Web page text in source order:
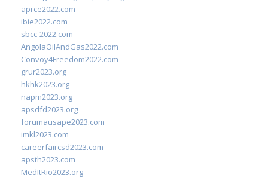
aprce2022.com
ibie2022.com
sbcc-2022.com
AngolaOilAndGas2022.com
Convoy4Freedom2022.com
grur2023.org
hkhk2023.org
napm2023.org
apsdfd2023.org
forumausape2023.com
imkl2023.com
careerfaircsd2023.com
apsth2023.com
MedItRio2023.org